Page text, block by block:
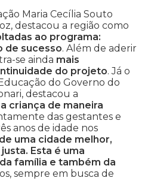
Maria Cecília Souto
destacou a região como
ao programa:
de sucesso. Além de aderir
se ainda mais
do projeto. Já o
do Governo do
destacou a
criança de maneira
das gestantes e
anos de idade nos
uma cidade melhor,
Esta é uma
família e também da
sempre em busca de